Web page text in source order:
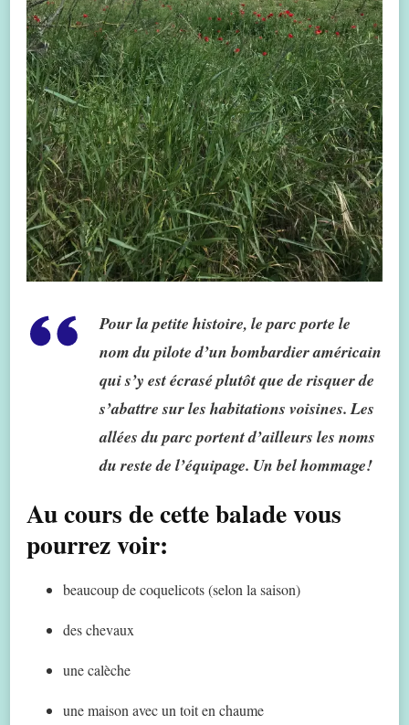
Pour la petite histoire, le parc porte le
nom du pilote d’un bombardier américain
qui s’y est écrasé plutôt que de risquer de
s’abattre sur les habitations voisines. Les
allées du parc portent d’ailleurs les noms
du reste de l’équipage. Un bel hommage!
Au cours de cette balade vous
pourrez voir:
beaucoup de coquelicots (selon la saison)
des chevaux
une calèche
une maison avec un toit en chaume